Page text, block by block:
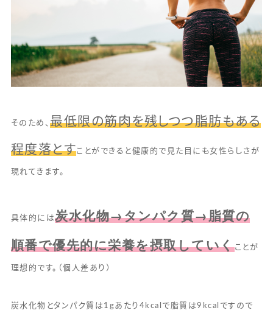
そのため、最低限の筋肉を残しつつ脂肪もある
程度落とすことができると健康的で見た目にも女性らしさが
現れてきます。
具体的には炭水化物→タンパク質→脂質の
順番で優先的に栄養を摂取していくことが
理想的です。（個人差あり）
炭水化物とタンパク質は1gあたり4kcalで脂質は9kcalですので